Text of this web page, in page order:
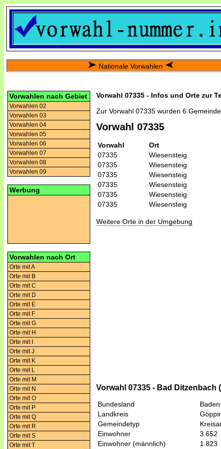
Nationale Vorwahlen
Vorwahlen nach Gebiet
Vorwahlen 02
Vorwahlen 03
Vorwahlen 04
Vorwahlen 05
Vorwahlen 06
Vorwahlen 07
Vorwahlen 08
Vorwahlen 09
Werbung
Vorwahlen nach Ort
Orte mit A
Orte mit B
Orte mit C
Orte mit D
Orte mit E
Orte mit F
Orte mit G
Orte mit H
Orte mit I
Orte mit J
Orte mit K
Orte mit L
Orte mit M
Orte mit N
Orte mit O
Orte mit P
Orte mit Q
Orte mit R
Orte mit S
Orte mit T
Vorwahl 07335 - Infos und Orte zur
Zur Vorwahl 07335 wurden 6
Vorwahl 07335
Vorwahl
Ort
07335
Wiesensteig
07335
Wiesensteig
07335
Wiesensteig
07335
Wiesensteig
07335
Wiesensteig
07335
Wiesensteig
Weitere Orte in der Umgebung
Vorwahl 07335 - Bad Ditzenbach
Bundesland
Landkreis
Gemeindetyp
Einwohner
3.652
Einwohner (männlich)
1.823